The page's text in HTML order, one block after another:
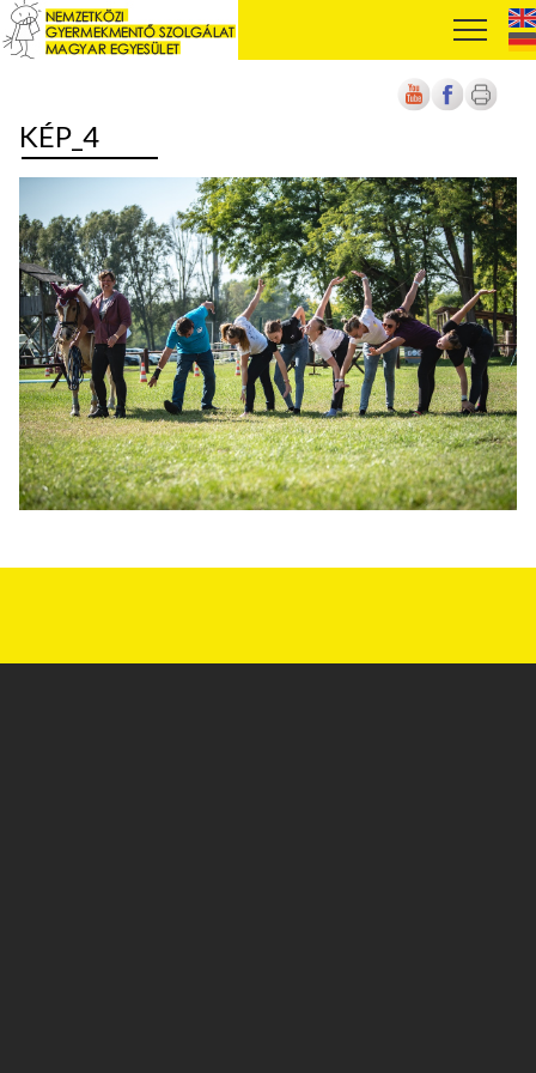
KÉP_4